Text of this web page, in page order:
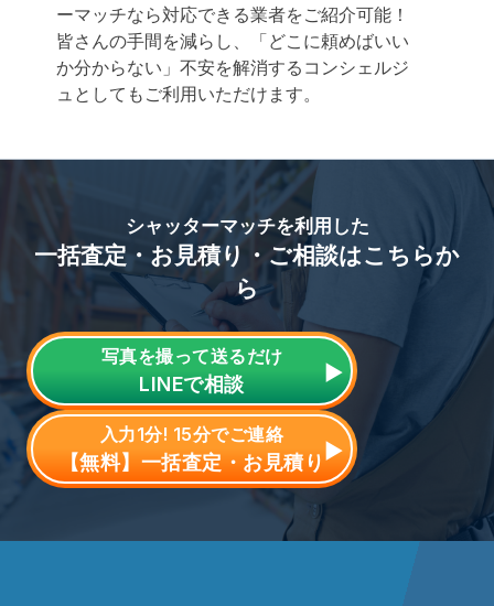
ーマッチなら対応できる業者をご紹介可能！
皆さんの手間を減らし、「どこに頼めばいい
か分からない」不安を解消するコンシェルジ
ュとしてもご利用いただけます。
シャッターマッチを利用した
一括査定・お見積り・ご相談はこちらか
ら
写真を撮って送るだけ
LINEで相談
入力1分! 15分でご連絡
【無料】一括査定・お見積り